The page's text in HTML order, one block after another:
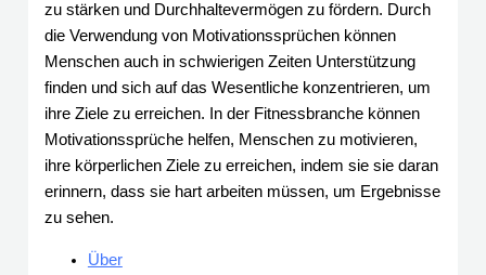
zu stärken und Durchhaltevermögen zu fördern. Durch
die Verwendung von Motivationssprüchen können
Menschen auch in schwierigen Zeiten Unterstützung
finden und sich auf das Wesentliche konzentrieren, um
ihre Ziele zu erreichen. In der Fitnessbranche können
Motivationssprüche helfen, Menschen zu motivieren,
ihre körperlichen Ziele zu erreichen, indem sie sie daran
erinnern, dass sie hart arbeiten müssen, um Ergebnisse
zu sehen.
Über